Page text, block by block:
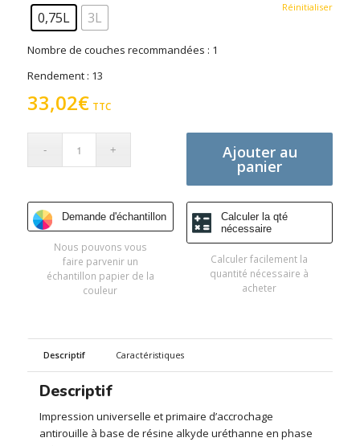
0,75L 3L
Réinitialiser
Nombre de couches recommandées : 1
Rendement : 13
33,02€ TTC
Ajouter au
panier
Demande d'échantillon
Nous pouvons vous
faire parvenir un
échantillon papier de la
couleur
Calculer la qté
nécessaire
Calculer facilement la
quantité nécessaire à
acheter
Descriptif Caractéristiques
Descriptif
Impression universelle et primaire d’accrochage
antirouille à base de résine alkyde uréthanne en phase